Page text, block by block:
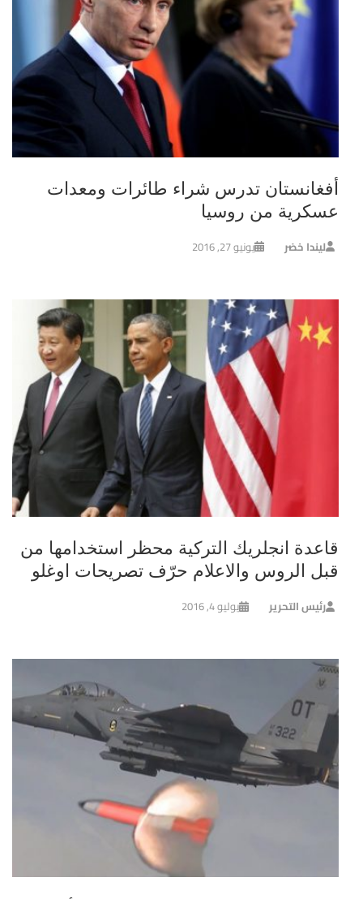
أفغانستان تدرس شراء طائرات ومعدات
عسكرية من روسيا
ليندا خضر يونيو 27, 2016
قاعدة انجلريك التركية محظر استخدامها من
قبل الروس والاعلام حرّف تصريحات اوغلو
رئيس التحرير يوليو 4, 2016